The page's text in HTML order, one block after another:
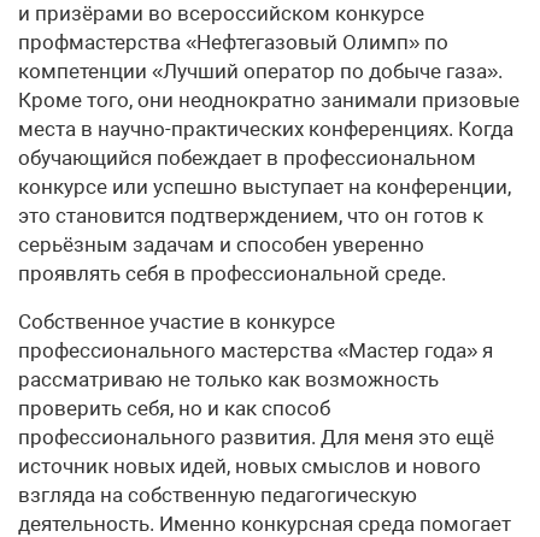
и призёрами во всероссийском конкурсе
профмастерства «Нефтегазовый Олимп» по
компетенции «Лучший оператор по добыче газа».
Кроме того, они неоднократно занимали призовые
места в научно-практических конференциях. Когда
обучающийся побеждает в профессиональном
конкурсе или успешно выступает на конференции,
это становится подтверждением, что он готов к
серьёзным задачам и способен уверенно
проявлять себя в профессиональной среде.
Собственное участие в конкурсе
профессионального мастерства «Мастер года» я
рассматриваю не только как возможность
проверить себя, но и как способ
профессионального развития. Для меня это ещё
источник новых идей, новых смыслов и нового
взгляда на собственную педагогическую
деятельность. Именно конкурсная среда помогает